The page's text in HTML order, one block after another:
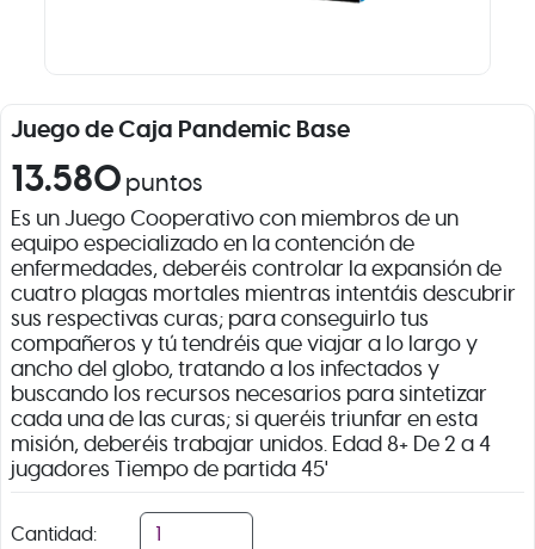
Juego de Caja Pandemic Base
13.580 puntos
Es un Juego Cooperativo con miembros de un
equipo especializado en la contención de
enfermedades, deberéis controlar la expansión de
cuatro plagas mortales mientras intentáis descubrir
sus respectivas curas; para conseguirlo tus
compañeros y tú tendréis que viajar a lo largo y
ancho del globo, tratando a los infectados y
buscando los recursos necesarios para sintetizar
cada una de las curas; si queréis triunfar en esta
misión, deberéis trabajar unidos. Edad 8+ De 2 a 4
jugadores Tiempo de partida 45'
Cantidad: